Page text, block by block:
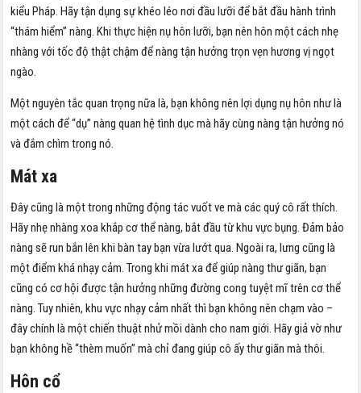
kiểu Pháp. Hãy tận dụng sự khéo léo nơi đầu lưỡi để bắt đầu hành trình
“thám hiểm” nàng. Khi thực hiện nụ hôn lưỡi, bạn nên hôn một cách nhẹ
nhàng với tốc độ thật chậm để nàng tận hưởng trọn vẹn hương vị ngọt
ngào.
Một nguyên tắc quan trọng nữa là, bạn không nên lợi dụng nụ hôn như là
một cách để “dụ” nàng quan hệ tình dục mà hãy cùng nàng tận hưởng nó
và đắm chìm trong nó.
Mát xa
Đây cũng là một trong những động tác vuốt ve mà các quý cô rất thích.
Hãy nhẹ nhàng xoa khắp cơ thể nàng, bắt đầu từ khu vực bụng. Đảm bảo
nàng sẽ run bắn lên khi bàn tay bạn vừa lướt qua. Ngoài ra, lưng cũng là
một điểm khá nhạy cảm. Trong khi mát xa để giúp nàng thư giãn, bạn
cũng có cơ hội được tận hưởng những đường cong tuyệt mĩ trên cơ thể
nàng. Tuy nhiên, khu vực nhạy cảm nhất thì bạn không nên chạm vào –
đây chính là một chiến thuật nhử mồi dành cho nam giới. Hãy giả vờ như
bạn không hề “thèm muốn” mà chỉ đang giúp cô ấy thư giãn mà thôi.
Hôn cổ